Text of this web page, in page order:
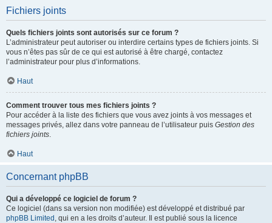
Fichiers joints
Quels fichiers joints sont autorisés sur ce forum ?
L’administrateur peut autoriser ou interdire certains types de fichiers joints. Si
vous n’êtes pas sûr de ce qui est autorisé à être chargé, contactez
l’administrateur pour plus d’informations.
Haut
Comment trouver tous mes fichiers joints ?
Pour accéder à la liste des fichiers que vous avez joints à vos messages et
messages privés, allez dans votre panneau de l’utilisateur puis Gestion des
fichiers joints.
Haut
Concernant phpBB
Qui a développé ce logiciel de forum ?
Ce logiciel (dans sa version non modifiée) est développé et distribué par
phpBB Limited , qui en a les droits d’auteur. Il est publié sous la licence